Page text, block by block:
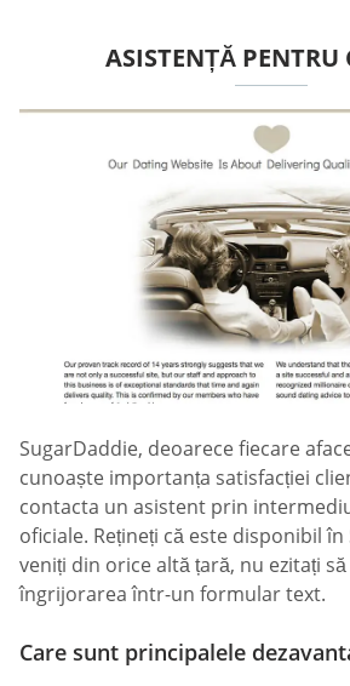
ASISTENȚĂ PENTRU
SugarDaddie, deoarece fiecare
cunoaște importanța satisfacției
contacta un asistent prin
oficiale. Rețineți că este disponibil în
veniți din orice altă țară, nu ezitați
îngrijorarea într-un formular text.
Care sunt principalele